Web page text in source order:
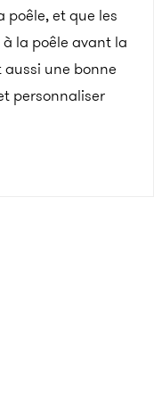
poêle, et que les
la poêle avant la
aussi une bonne
personnaliser